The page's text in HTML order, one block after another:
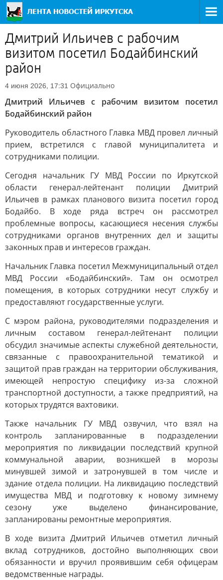
Дмитрий Ильичев с рабочим
визитом посетил Бодайбинский
район
4 июня 2026, 17:31 Официально
Дмитрий Ильичев с рабочим визитом посетил
Бодайбинский район
Руководитель областного Главка МВД провел личный
прием, встретился с главой муниципалитета и
сотрудниками полиции.
Сегодня начальник ГУ МВД России по Иркутской
области генерал-лейтенант полиции Дмитрий
Ильичев в рамках планового визита посетил город
Бодайбо. В ходе ряда встреч он рассмотрел
проблемные вопросы, касающиеся несения службы
сотрудниками органов внутренних дел и защиты
законных прав и интересов граждан.
Начальник Главка посетил Межмуниципальный отдел
МВД России «Бодайбинский». Там он осмотрел
помещения, в которых сотрудники несут службу и
предоставляют государственные услуги.
С мэром района, руководителями подразделения и
личным составом генерал-лейтенант полиции
обсудил значимые аспекты служебной деятельности,
связанные с правоохранительной тематикой и
защитой прав граждан на территории обслуживания,
имеющей непростую специфику из-за сложной
транспортной доступности, а также предприятий, на
которых трудятся вахтовики.
Также начальник ГУ МВД озвучил, что взял на
контроль запланированные в подразделении
мероприятия по ликвидации последствий крупной
коммунальной аварии, возникшей в морозы
минувшей зимой и затронувшей в том числе и
здание отдела полиции. На ликвидацию последствий
имущества МВД и подготовку к новому зимнему
сезону уже выделено финансирование,
запланированы ремонтные мероприятия.
В ходе визита Дмитрий Ильичев отметил личный
вклад сотрудников, достойно выполняющих свои
обязанности и вручил проявившим себя офицерам
ведомственные награды.